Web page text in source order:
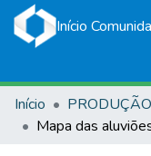
Início
Início